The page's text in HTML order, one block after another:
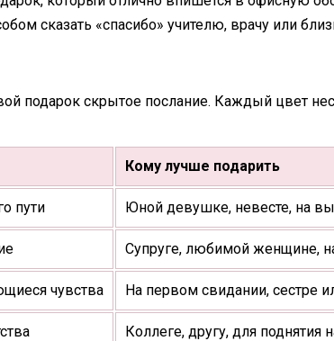
сказать «спасибо» учителю, врачу или
подарок скрытое послание. Каждый цвет
Кому лучше подарить
пути Юной девушке, невесте, на
Супруге, любимой женщине,
чувства На первом свидании, сестре
Коллеге, другу, для поднятия